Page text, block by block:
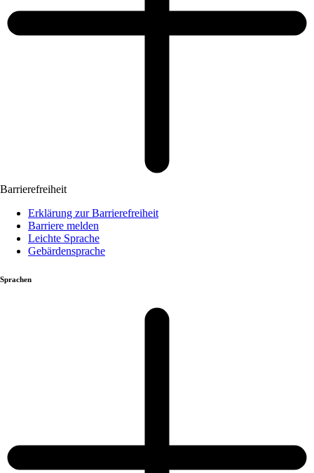
Barrierefreiheit
Erklärung zur Barrierefreiheit
Barriere melden
Leichte Sprache
Gebärdensprache
Sprachen